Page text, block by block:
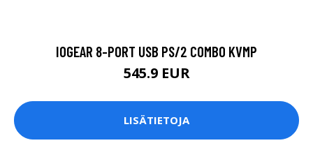
IOGEAR 8-PORT USB PS/2 COMBO KVMP
545.9 EUR
LISÄTIETOJA